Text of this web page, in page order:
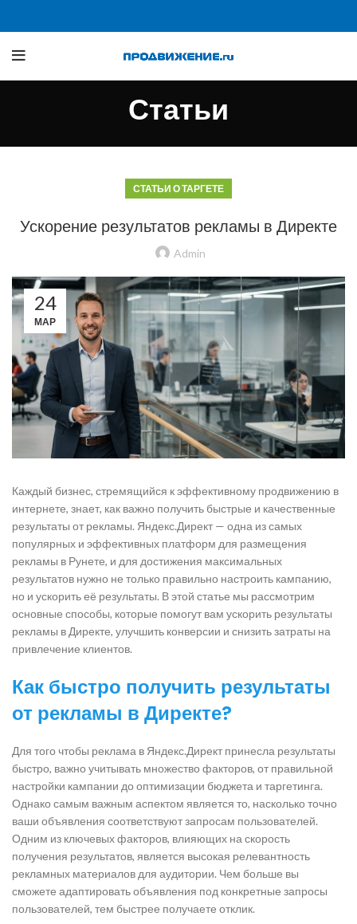
Статьи
СТАТЬИ О ТАРГЕТЕ
Ускорение результатов рекламы в Директе
Admin
24
МАР
Каждый бизнес, стремящийся к эффективному продвижению в
интернете, знает, как важно получить быстрые и качественные
результаты от рекламы. Яндекс.Директ — одна из самых
популярных и эффективных платформ для размещения
рекламы в Рунете, и для достижения максимальных
результатов нужно не только правильно настроить кампанию,
но и ускорить её результаты. В этой статье мы рассмотрим
основные способы, которые помогут вам ускорить результаты
рекламы в Директе, улучшить конверсии и снизить затраты на
привлечение клиентов.
Как быстро получить результаты
от рекламы в Директе?
Для того чтобы реклама в Яндекс.Директ принесла результаты
быстро, важно учитывать множество факторов, от правильной
настройки кампании до оптимизации бюджета и таргетинга.
Однако самым важным аспектом является то, насколько точно
ваши объявления соответствуют запросам пользователей.
Одним из ключевых факторов, влияющих на скорость
получения результатов, является высокая релевантность
рекламных материалов для аудитории. Чем больше вы
сможете адаптировать объявления под конкретные запросы
пользователей, тем быстрее получаете отклик.